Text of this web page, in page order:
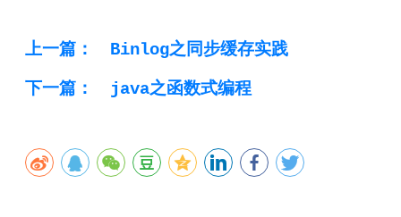
上一篇：
Binlog之同步缓存实践
下一篇：
java之函数式编程